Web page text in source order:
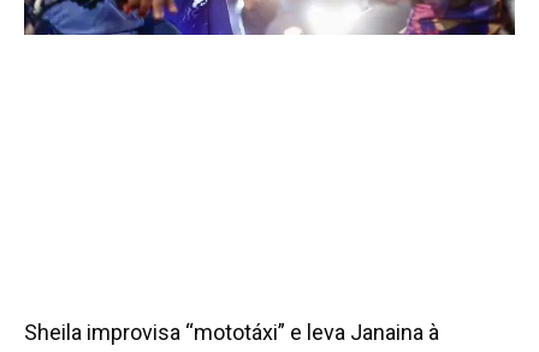
Sheila improvisa “mototáxi” e leva Janaina à